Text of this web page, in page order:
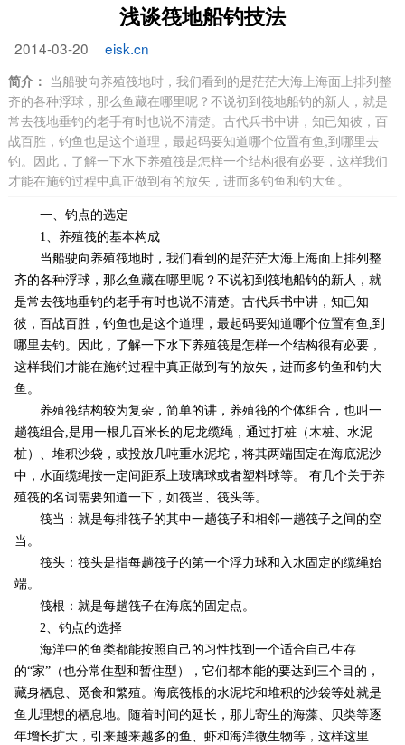
浅谈筏地船钓技法
2014-03-20 eisk.cn
简介： 当船驶向养殖筏地时，我们看到的是茫茫大海上海面上排列整
齐的各种浮球，那么鱼藏在哪里呢？不说初到筏地船钓的新人，就是
常去筏地垂钓的老手有时也说不清楚。古代兵书中讲，知已知彼，百
战百胜，钓鱼也是这个道理，最起码要知道哪个位置有鱼,到哪里去
钓。因此，了解一下水下养殖筏是怎样一个结构很有必要，这样我们
才能在施钓过程中真正做到有的放矢，进而多钓鱼和钓大鱼。
一、钓点的选定
1、养殖筏的基本构成
当船驶向养殖筏地时，我们看到的是茫茫大海上海面上排列整
齐的各种浮球，那么鱼藏在哪里呢？不说初到筏地船钓的新人，就
是常去筏地垂钓的老手有时也说不清楚。古代兵书中讲，知已知
彼，百战百胜，钓鱼也是这个道理，最起码要知道哪个位置有鱼,到
哪里去钓。因此，了解一下水下养殖筏是怎样一个结构很有必要，
这样我们才能在施钓过程中真正做到有的放矢，进而多钓鱼和钓大
鱼。
养殖筏结构较为复杂，简单的讲，养殖筏的个体组合，也叫一
趟筏组合,是用一根几百米长的尼龙缆绳，通过打桩（木桩、水泥
桩）、堆积沙袋，或投放几吨重水泥坨，将其两端固定在海底泥沙
中，水面缆绳按一定间距系上玻璃球或者塑料球等。 有几个关于养
殖筏的名词需要知道一下，如筏当、筏头等。
筏当：就是每排筏子的其中一趟筏子和相邻一趟筏子之间的空
当。
筏头：筏头是指每趟筏子的第一个浮力球和入水固定的缆绳始
端。
筏根：就是每趟筏子在海底的固定点。
2、钓点的选择
海洋中的鱼类都能按照自己的习性找到一个适合自己生存
的“家”（也分常住型和暂住型），它们都本能的要达到三个目的，
藏身栖息、觅食和繁殖。海底筏根的水泥坨和堆积的沙袋等处就是
鱼儿理想的栖息地。随着时间的延长，那儿寄生的海藻、贝类等逐
年增长扩大，引来越来越多的鱼、虾和海洋微生物等，这样这里